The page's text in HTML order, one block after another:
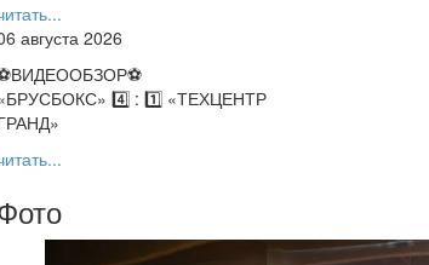
августа 2026
4️⃣ : 1️⃣ «ТЕХЦЕНТР